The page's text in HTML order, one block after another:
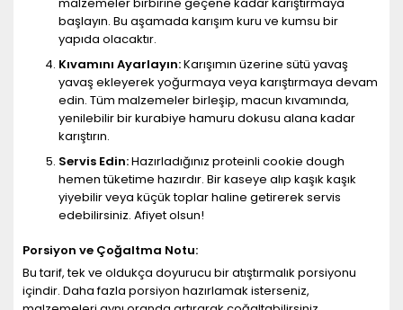
başlayın. Bu aşamada karışım kuru ve kumsu bir
yapıda olacaktır.
Kıvamını Ayarlayın:Karışımın üzerine sütü yavaş
yavaş ekleyerek yoğurmaya veya karıştırmaya devam
edin. Tüm malzemeler birleşip, macun kıvamında,
yenilebilir bir kurabiye hamuru dokusu alana kadar
karıştırın.
Servis Edin:Hazırladığınız proteinli cookie dough
hemen tüketime hazırdır. Bir kaseye alıp kaşık kaşık
yiyebilir veya küçük toplar haline getirerek servis
edebilirsiniz. Afiyet olsun!
Porsiyon ve Çoğaltma Notu:
Bu tarif, tek ve oldukça doyurucu bir atıştırmalık porsiyonu
içindir. Daha fazla porsiyon hazırlamak isterseniz,